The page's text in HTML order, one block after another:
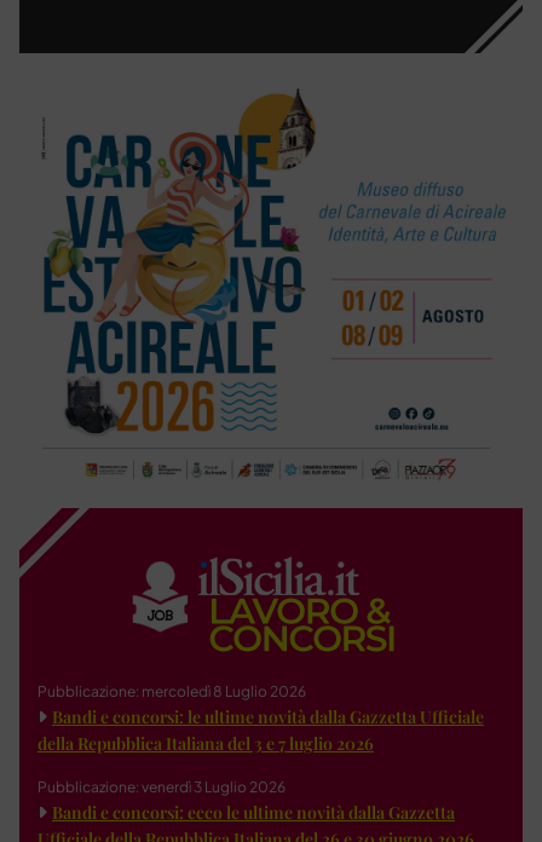
Pubblicazione: mercoledì 8 Luglio 2026
Bandi e concorsi: le ultime novità dalla Gazzetta Ufficiale
della Repubblica Italiana del 3 e 7 luglio 2026
Pubblicazione: venerdì 3 Luglio 2026
Bandi e concorsi: ecco le ultime novità dalla Gazzetta